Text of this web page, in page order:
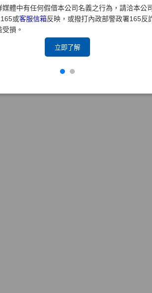
媒體中有任何假借本公司名義之行為，請洽本公
或客服信箱反映，或撥打內政部警政署165反
損。
立即了解